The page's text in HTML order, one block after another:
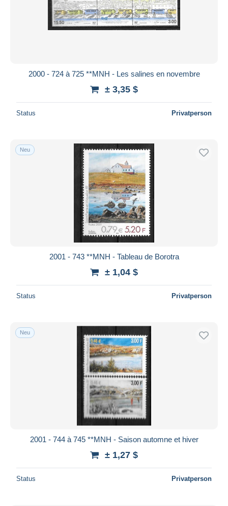
2000 - 724 à 725 **MNH - Les salines en novembre
± 3,35 $
Status Privatperson
Neu
2001 - 743 **MNH - Tableau de Borotra
± 1,04 $
Status Privatperson
Neu
2001 - 744 à 745 **MNH - Saison automne et hiver
± 1,27 $
Status Privatperson